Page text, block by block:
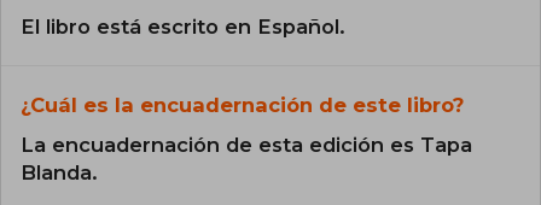
El libro está escrito en Español.
¿Cuál es la encuadernación de este libro?
La encuadernación de esta edición es Tapa
Blanda.